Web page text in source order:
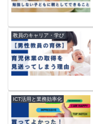
教員のキャリア・学び
ICT活用と業務効率化